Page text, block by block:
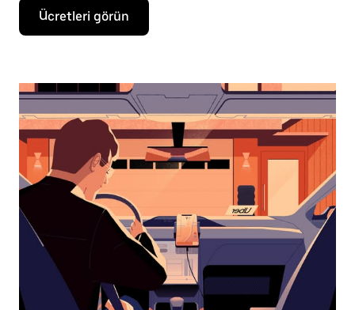
Takvimle
etkileşime
geçmek
seçmek
aşağı
ok
tuşuna
basın.
Takvimi
kapatmak
için
escape
tuşuna
basın.
Ücretleri görün